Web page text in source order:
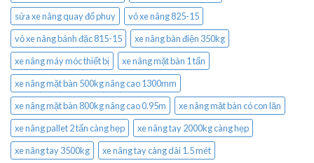
sửa xe nâng quay đổ phuy
vỏ xe nâng 825-15
vỏ xe nâng bánh đặc 815-15
xe nâng bàn điện 350kg
xe nâng máy móc thiết bị
xe nâng mặt bàn 1 tấn
xe nâng mặt bàn 500kg nâng cao 1300mm
xe nâng mặt bàn 800kg nâng cao 0.95m
xe nâng mặt bàn có con lăn
xe nâng pallet 2 tấn càng hẹp
xe nâng tay 2000kg càng hẹp
xe nâng tay 3500kg
xe nâng tay càng dài 1.5 mét